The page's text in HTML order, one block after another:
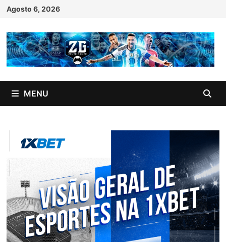
Skip
content
Agosto 6, 2026
MENU